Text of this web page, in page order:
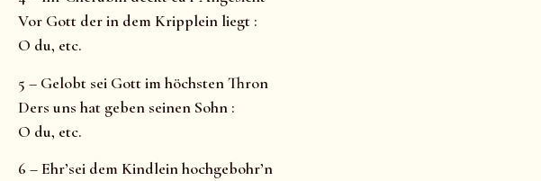
Vor Gott der in dem Kripplein liegt :
O du, etc.
5 – Gelobt sei Gott im höchsten Thron
Ders uns hat geben seinen Sohn :
O du, etc.
6 – Ehr’sei dem Kindlein hochgebohr’n